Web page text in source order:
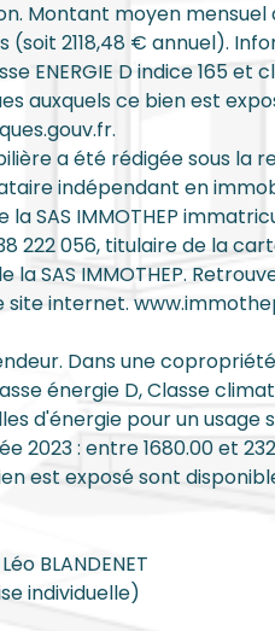
Montant moyen
(soit 2118,48 € annuel).
ENERGIE D indice 165 et
auxquels ce bien est
a été rédigée sous la
indépendant en
SAS IMMOTHEP
222 056, titulaire de la
SAS IMMOTHEP.
site internet.
Dans une
énergie D, Classe
d'énergie pour un
2023 : entre 1680.00 et
est exposé sont
BLANDENET
individuelle)